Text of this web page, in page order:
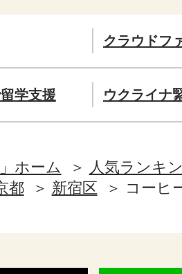
クラウドフ
学支援 ウクライナ
ホーム
人気ランキ
都 新宿区 コーヒ